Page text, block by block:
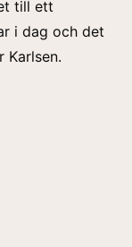
till ett
i dag och det
Karlsen.